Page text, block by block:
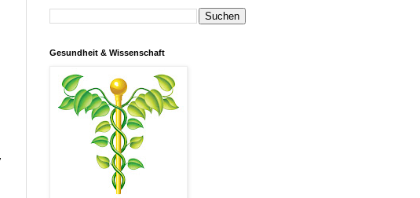
Gesundheit & Wissenschaft